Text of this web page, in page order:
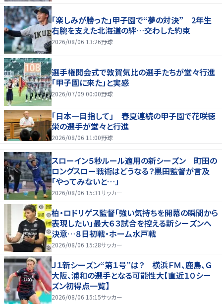
「楽しみが勝った」甲子園で“夢の対決” 2年生
右腕を支えた北海道の絆…交わした約束
2026/08/06 13:26野球
選手権開会式で敦賀気比の選手たちが堂々行進
「甲子園に来た」と実感
2026/07/09 00:00野球
「日本一目指して」 春夏連続の甲子園で花咲徳
栄の選手が堂々と行進
2026/08/06 11:00野球
スローイン５秒ルール適用の新シーズン 町田の
ロングスロー戦術はどうなる？黒田監督が言及
「やってみないと…」
2026/08/06 15:31サッカー
柏・ロドリゲス監督「強い気持ちを開幕の瞬間から
表現したい」最大６３試合を控える新シーズンへ
決意…８日初戦・ホーム水戸戦
2026/08/06 15:28サッカー
Ｊ１新シーズン“第１号”は？ 横浜ＦＭ、鹿島、Ｇ
大阪、浦和の選手となる可能性大【直近１０シー
ズン初得点一覧】
2026/08/06 15:15サッカー